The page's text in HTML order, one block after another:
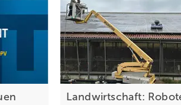
Landwirtschaft: